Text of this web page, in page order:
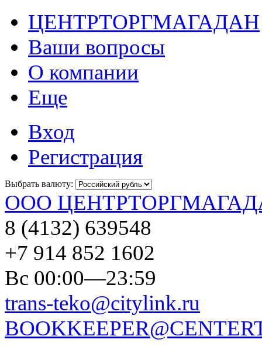
ЦЕНТРТОРГМАГАДАН
Ваши вопросы
О компании
Еще
Вход
Регистрация
Выбрать валюту:
ООО
8 (4132) 639548
+7 914 852 1602
Вс 00:00—23:59
trans-teko@citylink.ru